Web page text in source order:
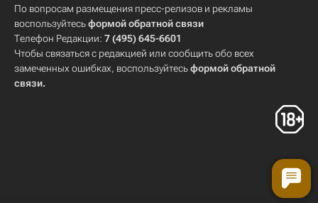
По вопросам размещения пресс-релизов и рекламы
воспользуйтесьформой обратной связи
Телефон Редакции: 7 (495) 645-6601
Чтобы связаться с редакцией или сообщить обо всех
замеченных ошибках, воспользуйтесьформой обратной
связи.